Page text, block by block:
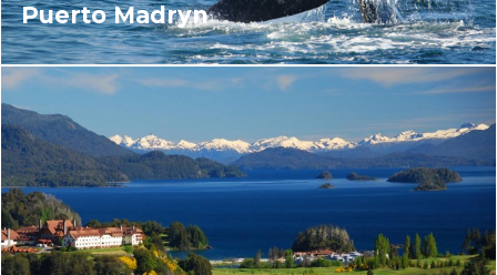
Puerto Madryn